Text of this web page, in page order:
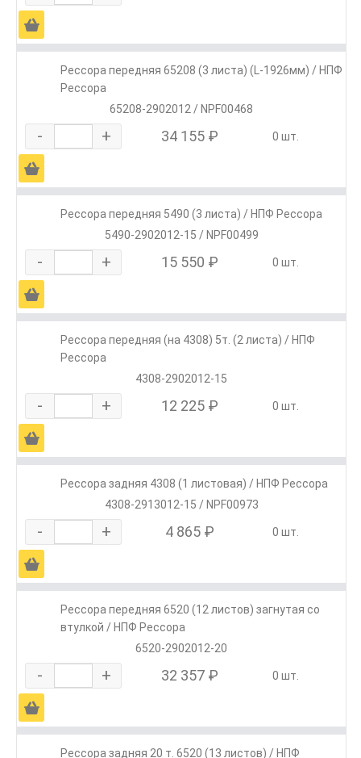
Ä
Рессора передняя 65208 (3 листа) (L-1926мм) / НПФ
Рессора
65208-2902012 / NPF00468
- + 34 155 ₽ 0 шт.
Ä
Рессора передняя 5490 (3 листа) / НПФ Рессора
5490-2902012-15 / NPF00499
- + 15 550 ₽ 0 шт.
Ä
Рессора передняя (на 4308) 5т. (2 листа) / НПФ
Рессора
4308-2902012-15
- + 12 225 ₽ 0 шт.
Ä
Рессора задняя 4308 (1 листовая) / НПФ Рессора
4308-2913012-15 / NPF00973
- + 4 865 ₽ 0 шт.
Ä
Рессора передняя 6520 (12 листов) загнутая со
втулкой / НПФ Рессора
6520-2902012-20
- + 32 357 ₽ 0 шт.
Ä
Рессора задняя 20 т. 6520 (13 листов) / НПФ